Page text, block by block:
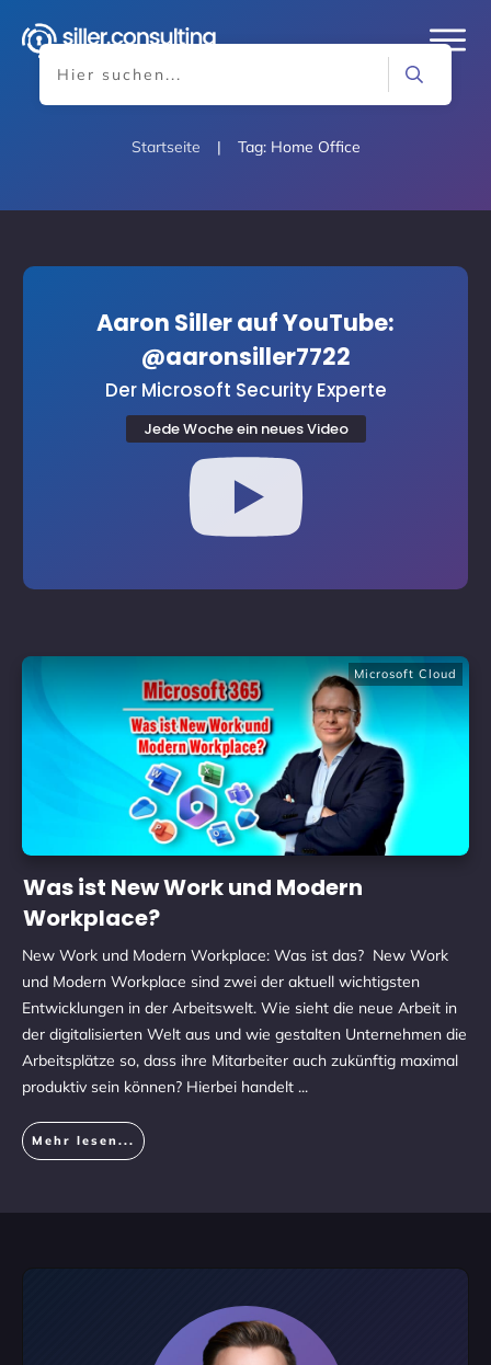
Startseite | Tag: Home Office
Aaron Siller auf YouTube:
@aaronsiller7722
Der Microsoft Security Experte
Jede Woche ein neues Video
Microsoft Cloud
Was ist New Work und Modern
Workplace?
New Work und Modern Workplace: Was ist das? ​New Work
und Modern Workplace sind zwei der aktuell wichtigsten
Entwicklungen in der Arbeitswelt. Wie sieht die neue Arbeit in
der digitalisierten Welt aus und wie gestalten Unternehmen die
Arbeitsplätze so, dass ihre Mitarbeiter auch zukünftig maximal
produktiv sein können? Hierbei handelt ...
Mehr lesen...